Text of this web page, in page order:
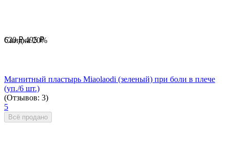
Скидка20%
620 ₽ 495 ₽
Магнитный пластырь Miaolaodi (зеленый) при боли в плече
(уп./6 шт.)
(Отзывов: 3)
5
Всё продано